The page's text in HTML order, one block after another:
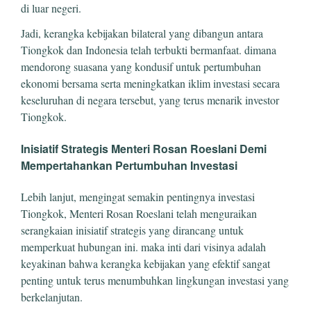
di luar negeri.
Jadi, kerangka kebijakan bilateral yang dibangun antara
Tiongkok dan Indonesia telah terbukti bermanfaat. dimana
mendorong suasana yang kondusif untuk pertumbuhan
ekonomi bersama serta meningkatkan iklim investasi secara
keseluruhan di negara tersebut, yang terus menarik investor
Tiongkok.
Inisiatif Strategis Menteri Rosan Roeslani Demi
Mempertahankan Pertumbuhan Investasi
Lebih lanjut, mengingat semakin pentingnya investasi
Tiongkok, Menteri Rosan Roeslani telah menguraikan
serangkaian inisiatif strategis yang dirancang untuk
memperkuat hubungan ini. maka inti dari visinya adalah
keyakinan bahwa kerangka kebijakan yang efektif sangat
penting untuk terus menumbuhkan lingkungan investasi yang
berkelanjutan.